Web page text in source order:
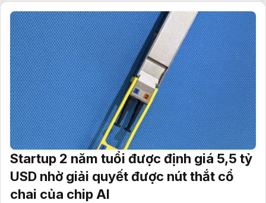
Startup 2 năm tuổi được định giá 5,5 tỷ
USD nhờ giải quyết được nút thắt cổ
chai của chip AI